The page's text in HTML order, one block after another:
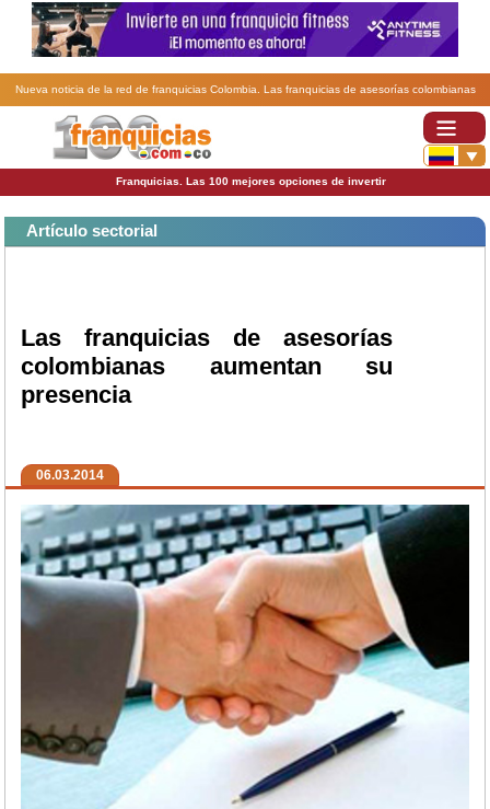
Nueva noticia de la red de franquicias Colombia. Las franquicias de asesorías colombianas
Franquicias. Las 100 mejores opciones de invertir
Artículo sectorial
Las franquicias de asesorías
colombianas aumentan su
presencia
06.03.2014